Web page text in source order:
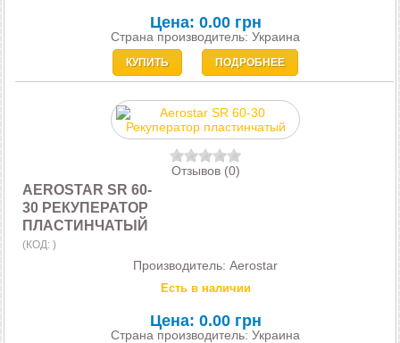
Цена: 0.00 грн
Страна производитель: Украина
КУПИТЬ ПОДРОБНЕЕ
Отзывов (0)
AEROSTAR SR 60-
30 РЕКУПЕРАТОР
ПЛАСТИНЧАТЫЙ
(КОД: )
Производитель: Aerostar
Есть в наличии
Цена: 0.00 грн
Страна производитель: Украина